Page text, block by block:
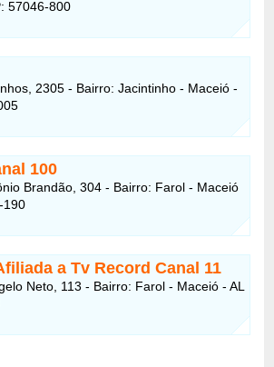
57046-800
2305 - Bairro: Jacintinho - Maceió -
100
Brandão, 304 - Bairro: Farol - Maceió
190
a Tv Record Canal 11
Neto, 113 - Bairro: Farol - Maceió - AL